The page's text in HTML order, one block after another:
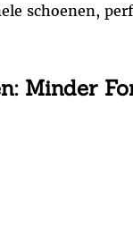
schoenen,
Minder